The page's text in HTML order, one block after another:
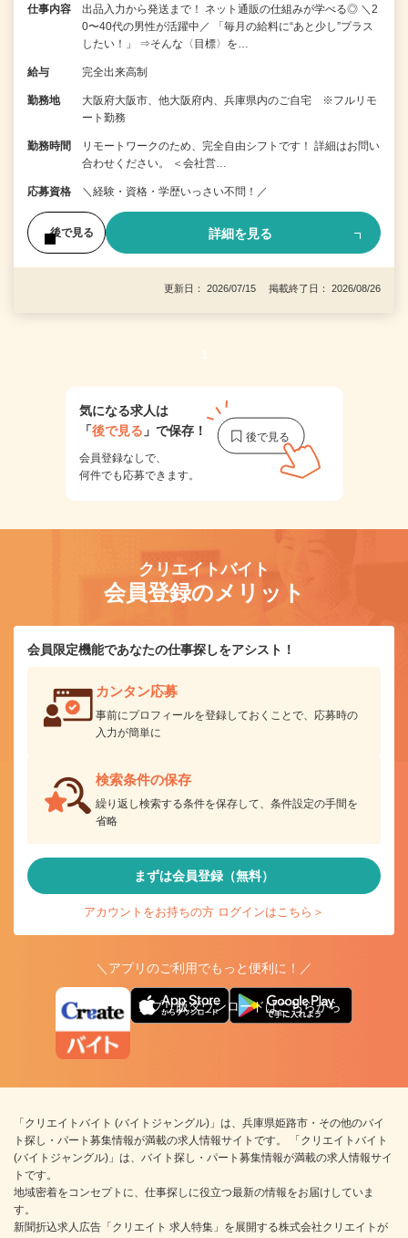
仕事内容
出品入力から発送まで！ ネット通販の仕組みが学べる◎ ＼2
0〜40代の男性が活躍中／ 「毎月の給料に“あと少し”プラス
したい！」 ⇒そんな〈目標〉を…
給与 完全出来高制
勤務地
大阪府大阪市、他大阪府内、兵庫県内のご自宅 ※フルリモ
ート勤務
勤務時間
リモートワークのため、完全自由シフトです！ 詳細はお問い
合わせください。 ＜会社営…
応募資格 ＼経験・資格・学歴いっさい不問！／
後で見る 詳細を見る
更新日： 2026/07/15 掲載終了日： 2026/08/26
1
気になる求人は
「後で見る 」で保存！
会員登録なしで、
何件でも応募できます。
クリエイトバイト
会員登録のメリット
会員限定機能であなたの仕事探しをアシスト！
カンタン応募
事前にプロフィールを登録しておくことで、応募時の
入力が簡単に
検索条件の保存
繰り返し検索する条件を保存して、条件設定の手間を
省略
まずは会員登録（無料）
アカウントをお持ちの方 ログインはこちら＞
＼アプリのご利用でもっと便利に！／
アプリ版ダウンロードはこちらから
「クリエイトバイト (バイトジャングル)」は、兵庫県姫路市・その他のバイ
ト探し・パート募集情報が満載の求人情報サイトです。 「クリエイトバイト
(バイトジャングル)」は、バイト探し・パート募集情報が満載の求人情報サイ
トです。
地域密着をコンセプトに、仕事探しに役立つ最新の情報をお届けしていま
す。
新聞折込求人広告「クリエイト 求人特集」を展開する株式会社クリエイトが